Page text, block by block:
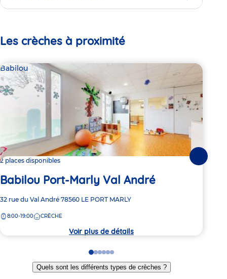
Les crèches à proximité
Babilou
2 places disponibles
Babilou Port-Marly Val André
Adresse
la
32 rue du Val André 78560 LE PORT MARLY
8:00-19:00 CRÈCHE
Voir plus de détails
Go
to
slide
Go
to
slide
Go
to
slide
Go
to
slide
Go
to
slide
Go
to
slide
Quels sont les différents types de crèches ?